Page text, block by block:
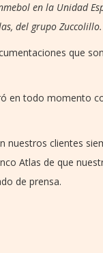
en la Unidad
del grupo Zuccolillo.
que
en todo momento
nuestros clientes
Atlas de que
de prensa.